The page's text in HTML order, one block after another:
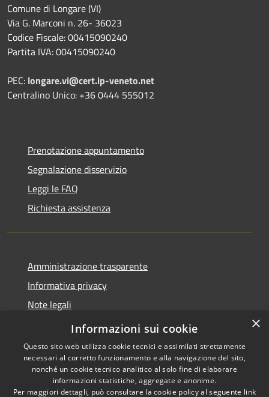
Comune di Longare (VI)
Via G. Marconi n. 26- 36023
Codice Fiscale: 00415090240
Partita IVA: 00415090240
PEC: longare.vi@cert.ip-veneto.net
Centralino Unico: +36 0444 555012
Prenotazione appuntamento
Segnalazione disservizio
Leggi le FAQ
Richiesta assistenza
Amministrazione trasparente
Informativa privacy
Note legali
Dichiarazione di accessibilità
Copyright © 2026 • Comune di
×
Informazioni sui cookie
Questo sito web utilizza cookie tecnici e assimilati strettamente
necessari al corretto funzionamento e alla navigazione del sito,
nonché un cookie tecnico analitico al solo fine di elaborare
informazioni statistiche, aggregate e anonime.
Per maggiori dettagli, può consultare la cookie policy al seguente link